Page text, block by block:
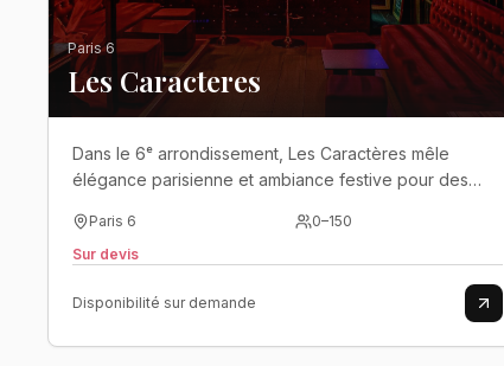
Paris 6
Les Caracteres
Dans le 6ᵉ arrondissement, Les Caractères mêle
élégance parisienne et ambiance festive pour des
Paris 6 0–150
Sur devis
Disponibilité sur demande